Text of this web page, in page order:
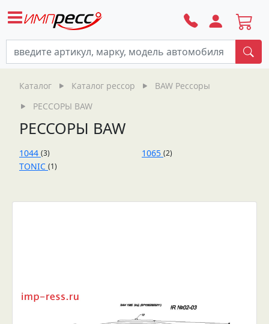
Каталог Каталог рессор
BAW Рессоры
РЕССОРЫ BAW
РЕССОРЫ BAW
1044 (3) 1065 (2)
TONIC (1)